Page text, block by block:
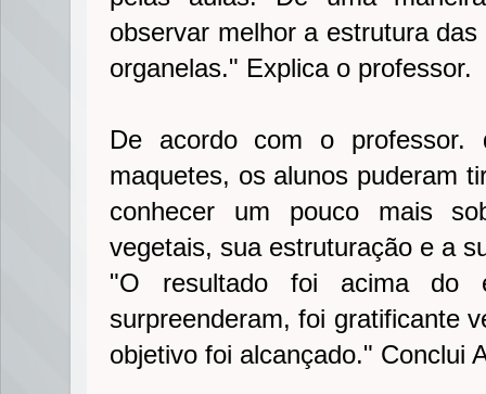
observar melhor a estrutura
organelas." Explica o professor.
De acordo com o professor.
maquetes, os alunos puderam
conhecer um pouco mais
vegetais, sua estruturação e a
"O resultado foi acima do
surpreenderam, foi gratificante
objetivo foi alcançado." Conclui